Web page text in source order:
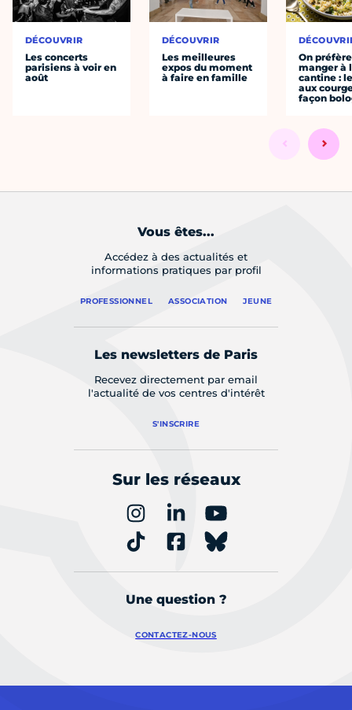
DÉCOUVRIR
Les concerts
parisiens à voir en
août
DÉCOUVRIR
Les meilleures
expos du moment
à faire en famille
On préfère
manger à
cantine :
aux
façon
Vous êtes...
Accédez à des actualités et
informations pratiques par profil
PROFESSIONNEL ASSOCIATION JEUNE
Les newsletters de Paris
Recevez directement par email
l'actualité de vos centres d'intérêt
S'INSCRIRE
Sur les réseaux
Une question ?
CONTACTEZ-NOUS